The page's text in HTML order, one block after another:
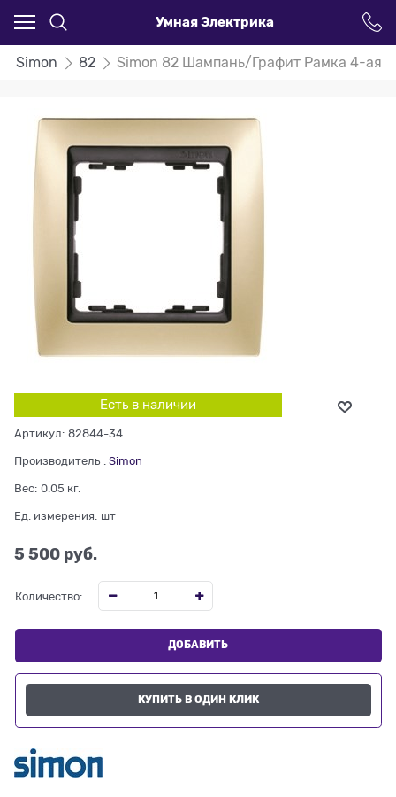
Умная Электрика
Simon 82 Simon 82 Шампань/Графит Рамка 4-ая
Есть в наличии
Артикул: 82844-34
Производитель : Simon
Вес: 0.05 кг.
Ед. измерения: шт
5 500 руб.
Количество:
ДОБАВИТЬ
КУПИТЬ В ОДИН КЛИК